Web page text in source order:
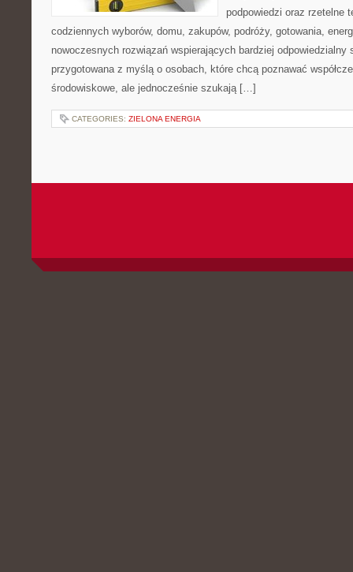
podpowiedzi oraz rzetelne
codziennych wyborów, domu, zakupów, podróży, gotowania,
nowoczesnych rozwiązań wspierających bardziej odpowiedzialny
przygotowana z myślą o osobach, które chcą poznawać
środowiskowe, ale jednocześnie szukają […]
CATEGORIES: ZIELONA ENERGIA